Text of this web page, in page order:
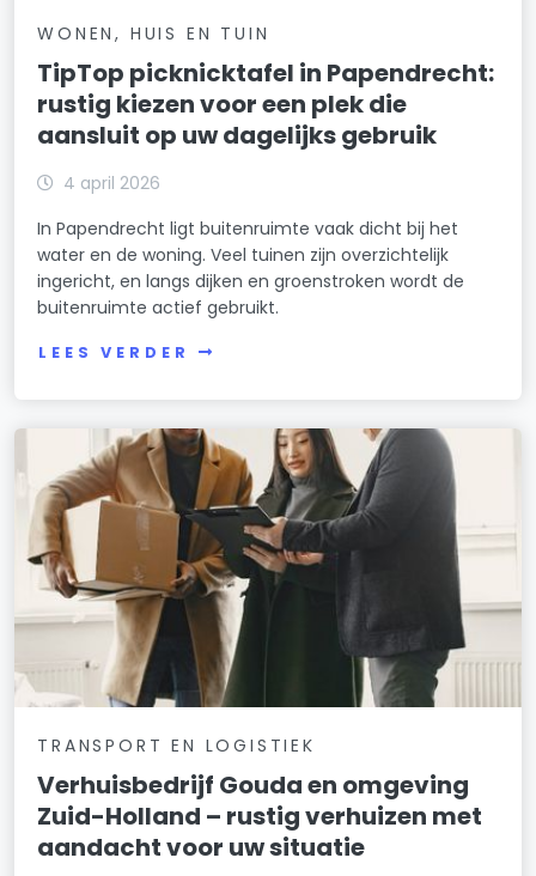
WONEN, HUIS EN TUIN
TipTop picknicktafel in Papendrecht:
rustig kiezen voor een plek die
aansluit op uw dagelijks gebruik
4 april 2026
In Papendrecht ligt buitenruimte vaak dicht bij het
water en de woning. Veel tuinen zijn overzichtelijk
ingericht, en langs dijken en groenstroken wordt de
buitenruimte actief gebruikt.
LEES VERDER
TRANSPORT EN LOGISTIEK
Verhuisbedrijf Gouda en omgeving
Zuid-Holland – rustig verhuizen met
aandacht voor uw situatie